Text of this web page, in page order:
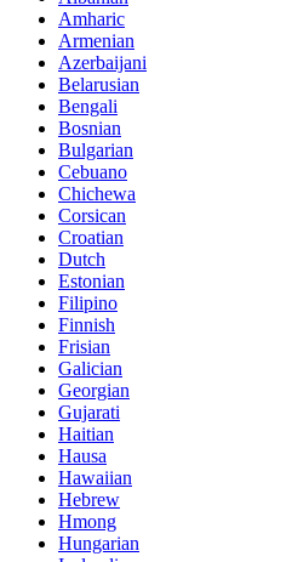
Amharic
Armenian
Azerbaijani
Belarusian
Bengali
Bosnian
Bulgarian
Cebuano
Chichewa
Corsican
Croatian
Dutch
Estonian
Filipino
Finnish
Frisian
Galician
Georgian
Gujarati
Haitian
Hausa
Hawaiian
Hebrew
Hmong
Hungarian